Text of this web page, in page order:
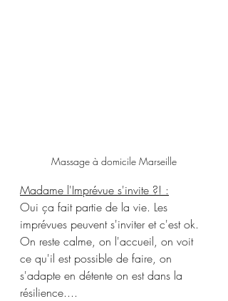
Massage à domicile Marseille
Madame l'Imprévue s'invite ?! :
Oui ça fait partie de la vie. Les
imprévues peuvent s'inviter et c'est ok.
On reste calme, on l'accueil, on voit
ce qu'il est possible de faire, on
s'adapte en détente on est dans la
résilience....